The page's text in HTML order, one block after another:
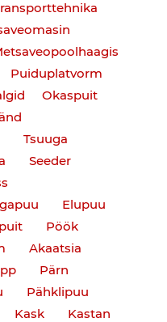
Okaspuit
Tsuuga
Seeder
Elupuu
Pöök
Akaatsia
Pärn
Pähklipuu
Kask
Kastan